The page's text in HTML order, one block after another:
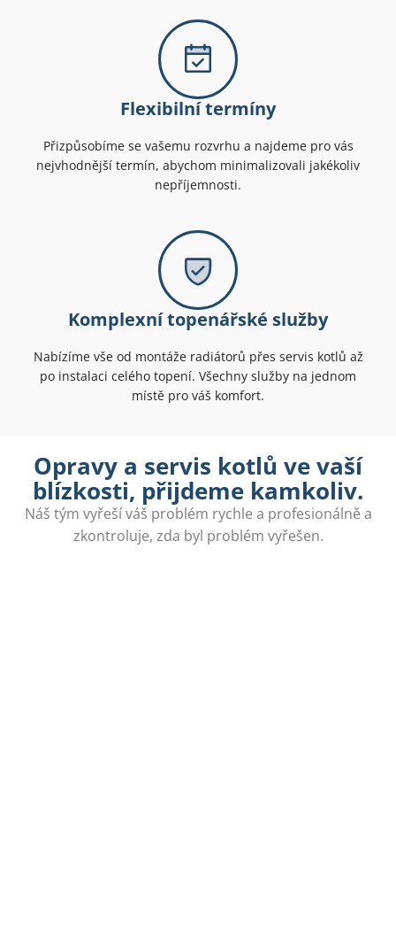
Flexibilní termíny
Přizpůsobíme se vašemu rozvrhu a najdeme pro vás
nejvhodnější termín, abychom minimalizovali jakékoliv
nepříjemnosti.
Komplexní topenářské služby
Nabízíme vše od montáže radiátorů přes servis kotlů až
po instalaci celého topení. Všechny služby na jednom
místě pro váš komfort.
Opravy a servis kotlů ve vaší
blízkosti, přijdeme kamkoliv.
Náš tým vyřeší váš problém rychle a profesionálně a
zkontroluje, zda byl problém vyřešen.